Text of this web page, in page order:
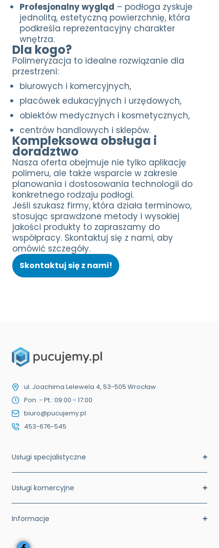
Profesjonalny wygląd – podłoga zyskuje
jednolitą, estetyczną powierzchnię, która
podkreśla reprezentacyjny charakter
wnętrza.
Dla kogo?
Polimeryzacja to idealne rozwiązanie dla
przestrzeni:
biurowych i komercyjnych,
placówek edukacyjnych i urzędowych,
obiektów medycznych i kosmetycznych,
centrów handlowych i sklepów.
Kompleksowa obsługa i
doradztwo
Nasza oferta obejmuje nie tylko aplikację
polimeru, ale także wsparcie w zakresie
planowania i dostosowania technologii do
konkretnego rodzaju podłogi.
Jeśli szukasz firmy, która działa terminowo,
stosując sprawdzone metody i wysokiej
jakości produkty to zapraszamy do
współpracy. Skontaktuj się z nami, aby
omówić szczegóły.
Skontaktuj się z nami!
ul. Joachima Lelewela 4, 53-505 Wrocław
Pon. - Pt.: 09:00 - 17:00
biuro@pucujemy.pl
453-676-545
Usługi specjalistyczne
Usługi komercyjne
Informacje